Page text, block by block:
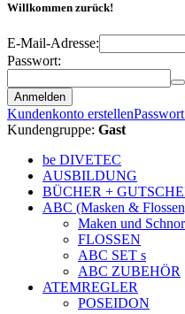
Willkommen zurück!
E-Mail-Adresse:
Passwort:
Anmelden
Kundenkonto erstellen
Kundengruppe: Gast
be DIVETEC
AUSBILDUNG
BÜCHER +
ABC (Masken &
Maken und
FLOSSEN
ABC SET s
ABC ZUBEHÖR
ATEMREGLER
POSEIDON